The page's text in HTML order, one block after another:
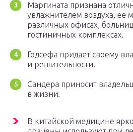
Маргината признана
увлажнителем воздуха, ее
различных офисах,
гостиничных комплексах.
Годсефа придает своему
и решительности.
Сандера приносит
в жизни.
В китайской медицине